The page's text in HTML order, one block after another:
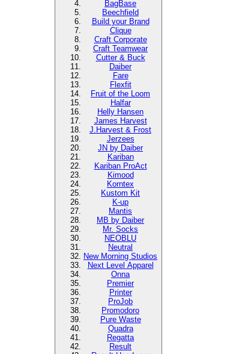
BagBase
Beechfield
Build your Brand
Clique
Craft Corporate
Craft Teamwear
Cutter & Buck
Daiber
Fare
Flexfit
Fruit of the Loom
Halfar
Helly Hansen
James Harvest
J.Harvest & Frost
Jerzees
JN by Daiber
Kariban
Kariban ProAct
Kimood
Korntex
Kustom Kit
K-up
Mantis
MB by Daiber
Mr. Socks
NEOBLU
Neutral
New Morning Studios
Next Level Apparel
Onna
Premier
Printer
ProJob
Promodoro
Pure Waste
Quadra
Regatta
Result